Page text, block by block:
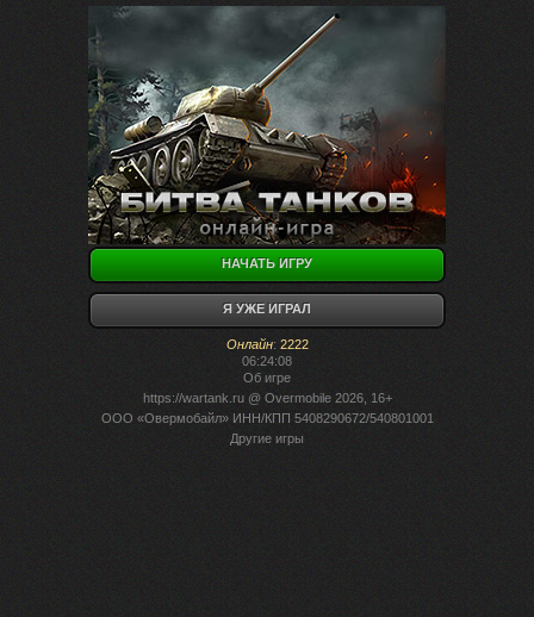
НАЧАТЬ ИГРУ
Я УЖЕ ИГРАЛ
Онлайн: 2222
06:24:08
Об игре
https://wartank.ru@ Overmobile 2026, 16+
ООО «Овермобайл» ИНН/КПП 5408290672/540801001
Другие игры